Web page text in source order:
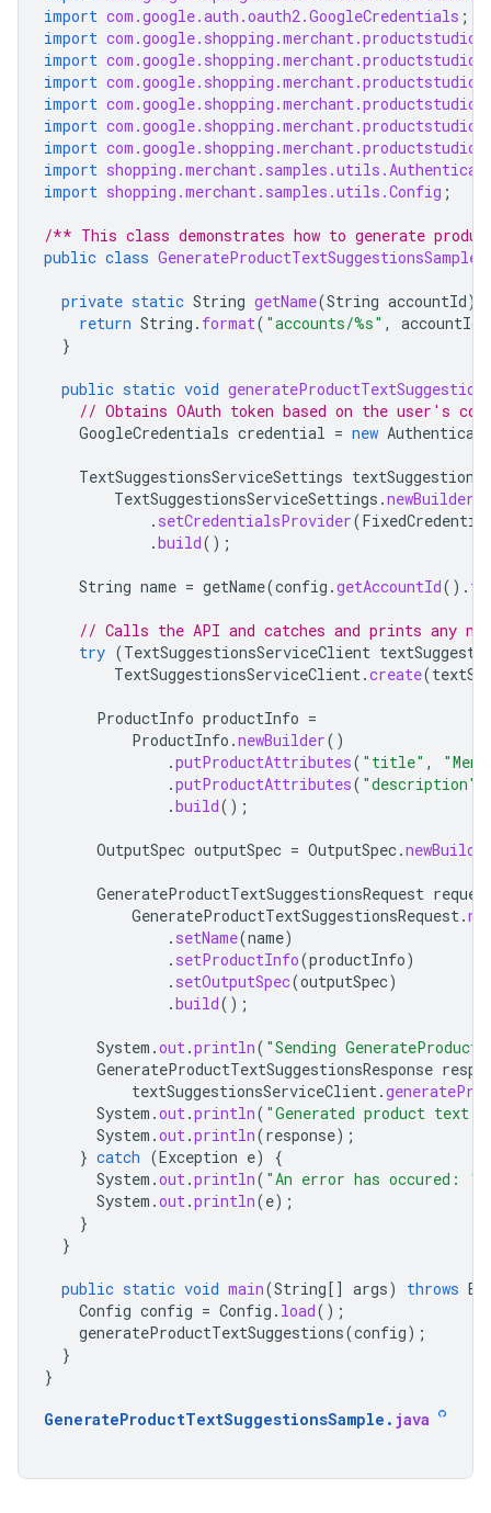
import com.google.auth.oauth2.GoogleCredentials ;
import
import
import
import
import
import
import
import shopping.merchant.samples.utils.Config ;
/** This class demonstrates how to generate
public class GenerateProductTextSuggestionsSample
private static String getName(String accountId)
return String . format( "accounts/%s" , accountId
}
public static void
// Obtains OAuth token based on the user's
GoogleCredentials credential = new
TextSuggestionsServiceSettings
TextSuggestionsServiceSettings .newBuilder
. setCredentialsProvider(
.build();
String name = getName(config .getAccountId().
// Calls the API and catches and prints any
try (TextSuggestionsServiceClient
TextSuggestionsServiceClient.create(
ProductInfo productInfo =
ProductInfo .newBuilder()
.putProductAttributes( "title" ,
.putProductAttributes( "description"
.build();
OutputSpec outputSpec = OutputSpec.
GenerateProductTextSuggestionsRequest
GenerateProductTextSuggestionsRequest.
. setName(name)
. setProductInfo(productInfo)
. setOutputSpec(outputSpec)
.build();
System .out.println( "Sending
GenerateProductTextSuggestionsResponse
textSuggestionsServiceClient.
System .out.println( "Generated product text
System .out.println(response);
} catch (Exception e)
{
System .out.println( "An error has occured: "
System .out.println(e);
}
}
public static void main(String[] args) throws
Config config = Config . load();
generateProductTextSuggestions(config);
}
}
GenerateProductTextSuggestionsSample . java